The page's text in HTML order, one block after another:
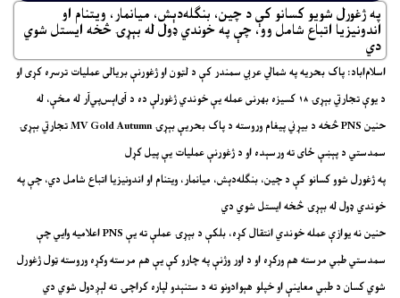
په ژغورل شویو کسانو کې د چین، بنګله‌دېش، میانمار، ویتنام او
اندونیزیا اتباع شامل وو، چې په خوندي ډول له بېړۍ څخه ایستل شوي
دي
اسلام‌اباد: پاک بحریه په شمالي عربي سمندر کې د لټون او ژغورنې بریالی عملیات ترسره کړی او
د یوې تجارتي بېړۍ ۱۸ کسیزه بهرنی عمله یې خوندي ژغورلې ده د آی‌اېس‌پي‌آر له مخې، له
تجارتي بېړۍ MV Gold Autumn څخه د بیړني پیغام وروسته د پاک بحریې بېړۍ PNS حنین
سمدستي د پېښې ځای ته ورسېده او د ژغورنې عملیات یې پیل کړل
په ژغورل شوو کسانو کې د چین، بنګله‌دېش، میانمار، ویتنام او اندونیزیا اتباع شامل دي، چې په
خوندي ډول له بېړۍ څخه ایستل شوي دي
اعلامیه وايي چې PNS حنین نه یوازې عمله خوندي انتقال کړه، بلکې د بېړۍ عملې ته یې
سمدستي طبي مرسته هم ورکړه او د اور وژنې په چارو کې یې هم مرسته وکړه وروسته ټول ژغورل
شوي کسان د طبي معاینې او خپلو هېوادونو ته د ستنېدو لپاره کراچۍ ته لېږدول شوي دي